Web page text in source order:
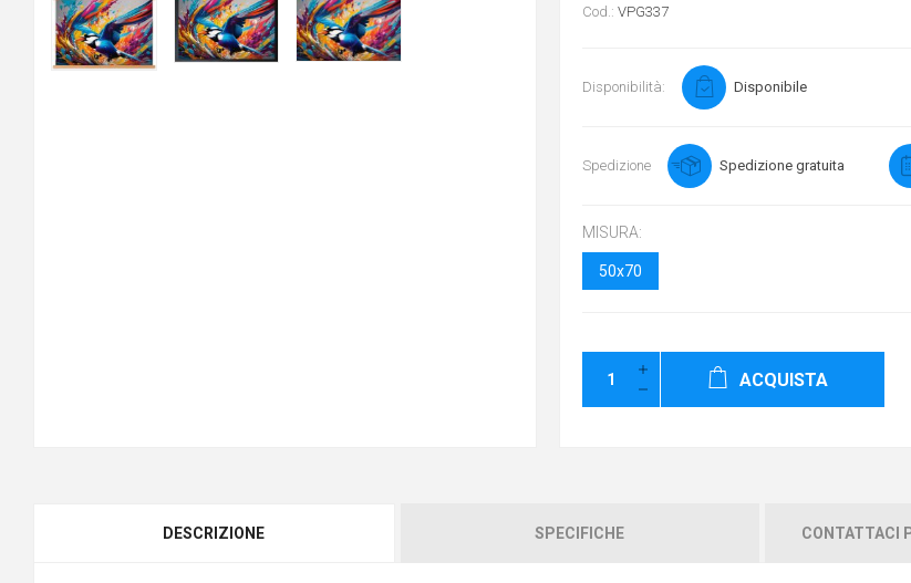
Cod.: VPG337
Disponibilità: Disponibile
Spedizione Spedizione gratuita
MISURA:
50x70
ACQUISTA
DESCRIZIONE SPECIFICHE CONTATTACI